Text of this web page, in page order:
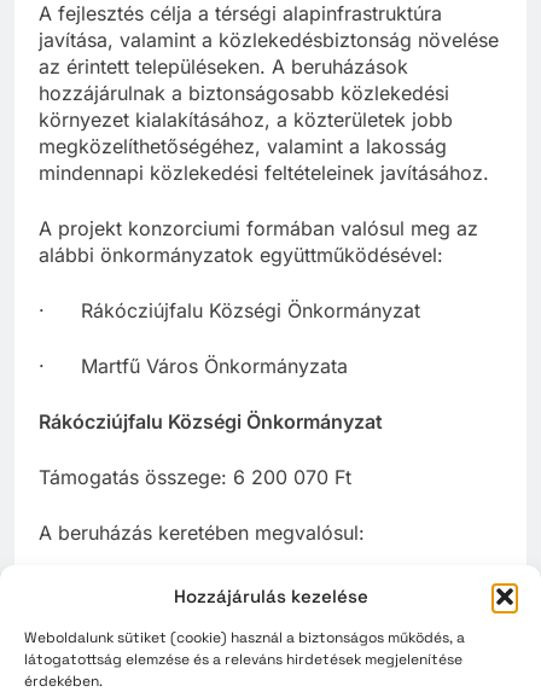
Hozzájárulás kezelése
Weboldalunk sütiket (cookie) használ a biztonságos működés, a
látogatottság elemzése és a releváns hirdetések megjelenítése
érdekében.
A fejlesztés célja a térségi alapinfrastruktúra
javítása, valamint a közlekedésbiztonság növelése
az érintett településeken. A beruházások
hozzájárulnak a biztonságosabb közlekedési
környezet kialakításához, a közterületek jobb
megközelíthetőségéhez, valamint a lakosság
mindennapi közlekedési feltételeinek javításához.
A projekt konzorciumi formában valósul meg az
alábbi önkormányzatok együttműködésével:
· Rákócziújfalu Községi Önkormányzat
· Martfű Város Önkormányzata
Rákócziújfalu Községi Önkormányzat
Támogatás összege: 6 200 070 Ft
A beruházás keretében megvalósul:
· Buszmegállók biztonságos megközelítését
Martfű Város Önkormányzata